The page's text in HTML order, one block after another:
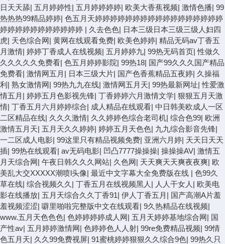
日天天舔| 五月婷婷性| 五月婷婷婷婷| 欧美大香蕉视频| 激情色播| 99
热热热99精品婷婷| 色五月天婷婷婷婷婷婷婷婷婷婷婷婷婷婷婷婷婷
婷婷婷婷婷婷婷婷婷婷婷 | 久去色色| 日本三级日本三级三级人妇四
虎| 天色综合网| 黄网在线观看免费| 欧美色婷婷| 精品无码av丁香五
月激情| 婷婷丁香成人在线视频| 五月婷婷九| 99热无码首页|性做久
久久久久久免费看| 色五月婷婷影院| 99热18| 国产99久久久国产精品
免费看| 激情网五月 | 日本三级大片| 国产色香蕉精品五夜婷| 久操福
利 | 熟女激情网| 99热九九在线| 激情网五月天| 99热最新网址|性爱激
情五月 | 婷婷五月色影视先锋| 丁香婷婷六月激情文学| 狠狠五月天激
情| 丁香五月六月婷婷综合| 成人精品在线观看| 中日韩美欧成人一区
二区精品在线| 久久久激情| 久久婷婷色综合老司机| 综合色99| 欧洲
激情五月天| 五月天久久婷婷| 婷婷五月天色色| 九九综合影音先锋|
一二区成人电影| 99这里只有精品视频免费| 亚洲六月婷| 天天日天天
插| 99热在线观看| av无码电影| 凹凸7777操操操| 操操操AV| 激情五
月天综合网| 午夜日韩久久久网站| 久色网| 天天爽天天爽夜夜爽| 欧
美乱大交XXXXX潮喷l头像| 最近中文字幕大全免费版在线 | 色99久
草在线| 综合视频久久 | 丁香五月在线视频黑人 | 人人干女人 | 欧美电
影在线播放| 五月天综合久久丁香91| 伊人丁香五月 | 国产高潮A片羞
羞视频涩涩| 噼里啪啦完整版中文在线观看| 9久热精品在线视频|
www.五月天色色色| 色婷婷婷婷成人网| 五月天婷婷基地综合网| 国
产性av| 五月婷婷激情网| 色婷婷色人人射| 99re免费精品视频| 99情
色五月天| 久久99免费视屏| 91蜜桃婷婷狠狠久久综合9色| 99热久只